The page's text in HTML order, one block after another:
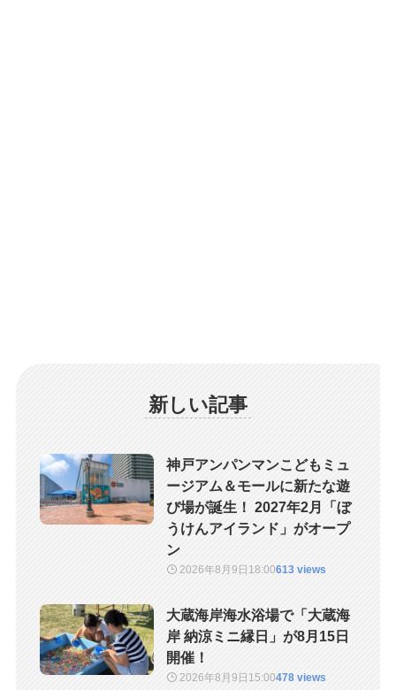
新しい記事
神戸アンパンマンこどもミュ
ージアム＆モールに新たな遊
び場が誕生！ 2027年2月「ぼ
うけんアイランド」がオープ
ン
2026年8月9日 18:00613 views
大蔵海岸海水浴場で「大蔵海
岸 納涼ミニ縁日」が8月15日
開催！
2026年8月9日 15:00478 views